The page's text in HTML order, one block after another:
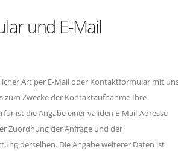
und E-Mail
Art per E-Mail oder Kontaktformular mit
zum Zwecke der Kontaktaufnahme Ihre
ist die Angabe einer validen E-Mail-Adresse
Zuordnung der Anfrage und der
derselben. Die Angabe weiterer Daten ist